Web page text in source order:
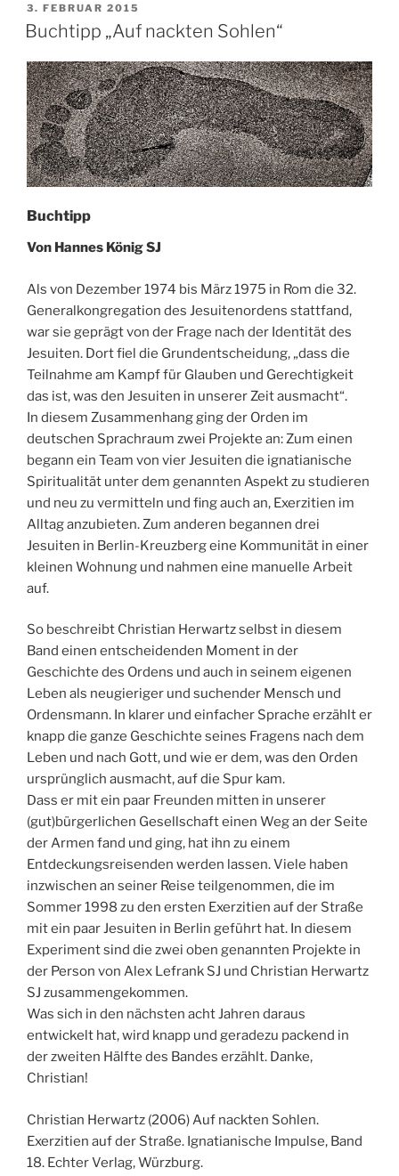
VERÖFFENTLICHT
AM
3. FEBRUAR 2015
Buchtipp „Auf nackten Sohlen“
Buchtipp
Von Hannes König SJ
Als von Dezember 1974 bis März 1975 in Rom die 32.
Generalkongregation des Jesuitenordens stattfand,
war sie geprägt von der Frage nach der Identität des
Jesuiten. Dort fiel die Grundentscheidung, „dass die
Teilnahme am Kampf für Glauben und Gerechtigkeit
das ist, was den Jesuiten in unserer Zeit ausmacht“.
In diesem Zusammenhang ging der Orden im
deutschen Sprachraum zwei Projekte an: Zum einen
begann ein Team von vier Jesuiten die ignatianische
Spiritualität unter dem genannten Aspekt zu studieren
und neu zu vermitteln und fing auch an, Exerzitien im
Alltag anzubieten. Zum anderen begannen drei
Jesuiten in Berlin-Kreuzberg eine Kommunität in einer
kleinen Wohnung und nahmen eine manuelle Arbeit
auf.
So beschreibt Christian Herwartz selbst in diesem
Band einen entscheidenden Moment in der
Geschichte des Ordens und auch in seinem eigenen
Leben als neugieriger und suchender Mensch und
Ordensmann. In klarer und einfacher Sprache erzählt er
knapp die ganze Geschichte seines Fragens nach dem
Leben und nach Gott, und wie er dem, was den Orden
ursprünglich ausmacht, auf die Spur kam.
Dass er mit ein paar Freunden mitten in unserer
(gut)bürgerlichen Gesellschaft einen Weg an der Seite
der Armen fand und ging, hat ihn zu einem
Entdeckungsreisenden werden lassen. Viele haben
inzwischen an seiner Reise teilgenommen, die im
Sommer 1998 zu den ersten Exerzitien auf der Straße
mit ein paar Jesuiten in Berlin geführt hat. In diesem
Experiment sind die zwei oben genannten Projekte in
der Person von Alex Lefrank SJ und Christian Herwartz
SJ zusammengekommen.
Was sich in den nächsten acht Jahren daraus
entwickelt hat, wird knapp und geradezu packend in
der zweiten Hälfte des Bandes erzählt. Danke,
Christian!
Christian Herwartz (2006) Auf nackten Sohlen.
Exerzitien auf der Straße. Ignatianische Impulse, Band
18. Echter Verlag, Würzburg.